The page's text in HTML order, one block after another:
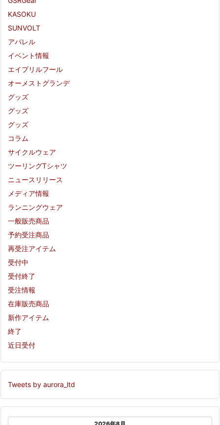
KASOKU
SUNVOLT
アパレル
イベント情報
エイプリルフール
オーメストグランデ
グッズ
グッズ
グッズ
コラム
サイクルウェア
ツーリングTシャツ
ニュースリリース
メディア情報
ランニングウェア
一般販売商品
予約受注商品
再受注アイテム
受付中
受付終了
受注情報
在庫販売商品
新作アイテム
終了
近日受付
Tweets by aurora_ltd